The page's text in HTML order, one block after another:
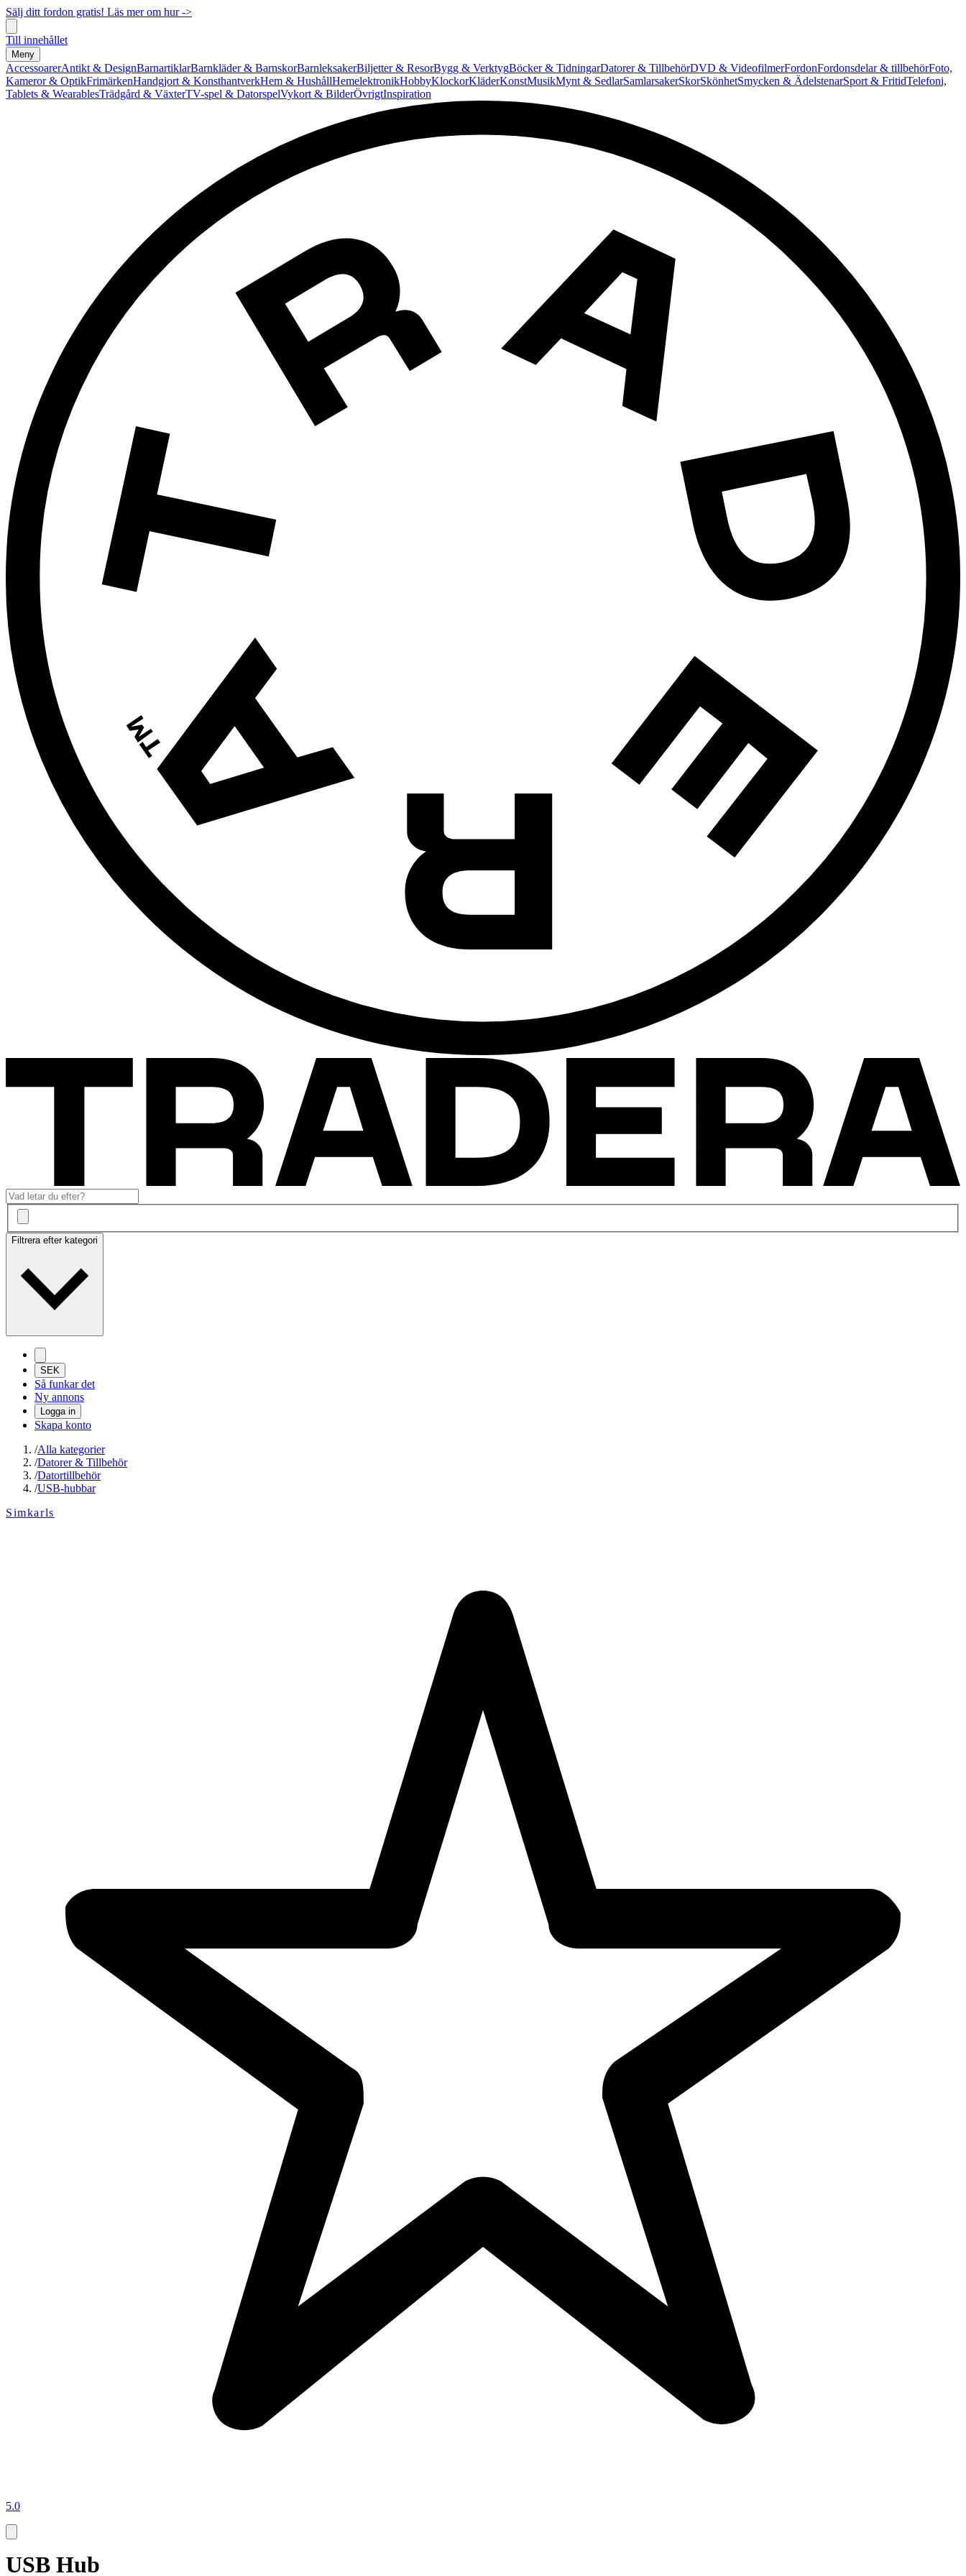
Sälj ditt fordon gratis! Läs mer om hur ->
Till innehållet
Meny
AccessoarerAntikt & DesignBarnartiklarBarnkläder & BarnskorBarnleksakerBiljetter & ResorBygg & VerktygBöcker & TidningarDatorer & TillbehörDVD & VideofilmerFordonFordonsdelar & tillbehörFoto,
Kameror & OptikFrimärkenHandgjort & KonsthantverkHem & HushållHemelektronikHobbyKlockorKläderKonstMusikMynt & SedlarSamlarsakerSkorSkönhetSmycken & ÄdelstenarSport & FritidTelefoni,
Tablets & WearablesTrädgård & VäxterTV-spel & DatorspelVykort & BilderÖvrigtInspiration
Filtrera efter kategori
SEK
Så funkar det
Ny annons
Logga in
Skapa konto
/Alla kategorier
/Datorer & Tillbehör
/Datortillbehör
/USB-hubbar
Simkarls
5.0
USB Hub